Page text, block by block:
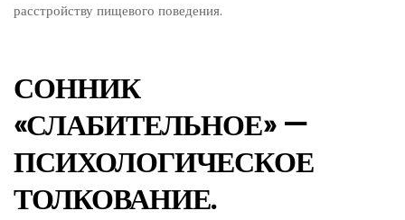
расстройству пищевого поведения.
СОННИК
«СЛАБИТЕЛЬНОЕ» —
ПСИХОЛОГИЧЕСКОЕ
ТОЛКОВАНИЕ.